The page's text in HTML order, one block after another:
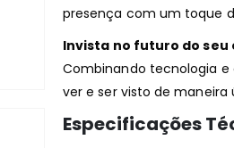
presença com um toque
Invista no futuro do seu
Combinando tecnologia e
ver e ser visto de maneira
Especificações